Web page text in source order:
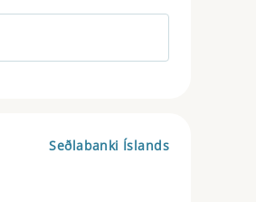
Seðlabanki Íslands